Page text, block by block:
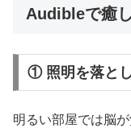
Audibleで癒
① 照明を落と
明るい部屋では脳